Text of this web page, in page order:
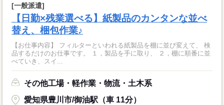
[一般派遣]
【日勤×残業選べる】紙製品のカンタンな並べ
替え、梱包作業♪
【お仕事内容】 フィルターといわれる紙製品を棚に並び変えて、 検
品するだけのお仕事です。 １，製品を手に取り、 ２，棚に順番に並
べていき、スイ...
その他工場・軽作業・物流・土木系
愛知県豊川市/御油駅（車 11分）